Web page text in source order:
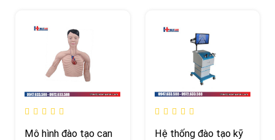
Mô hình đào tạo can
Hệ thống đào tạo kỹ